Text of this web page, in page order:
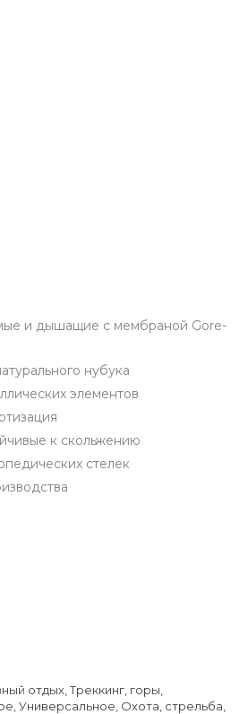
и дышащие с мембраной Gore-
нубука
элементов
к скольжению
стелек
отдых, Треккинг, горы,
Универсальное, Охота, стрельба,